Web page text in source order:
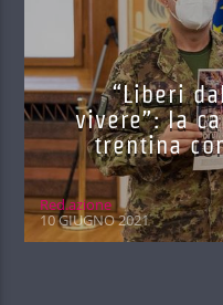
“Liberi
vivere”: la
trentina
Red.azione
10 GIUGNO 2021